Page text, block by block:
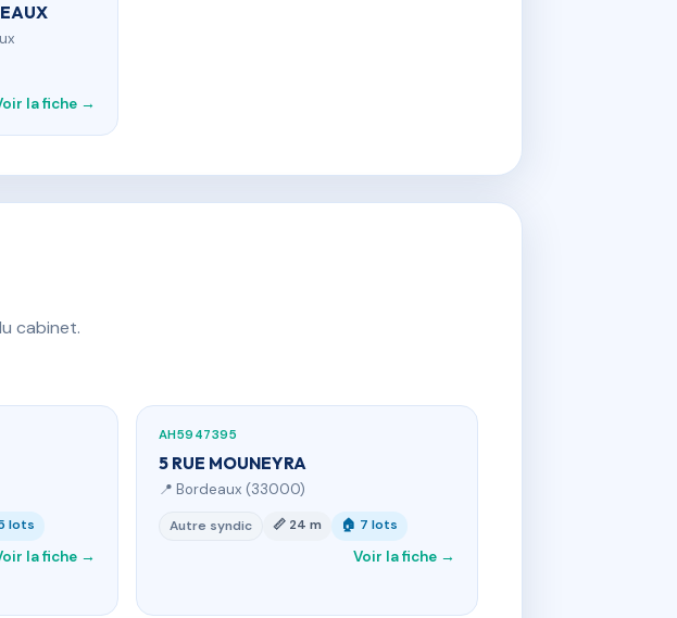
la fiche →
cabinet.
lots
la fiche →
AH5947395
5 RUE MOUNEYRA
📍 Bordeaux (33000)
Autre syndic 📏 24 m 🏠 7 lots
Voir la fiche →